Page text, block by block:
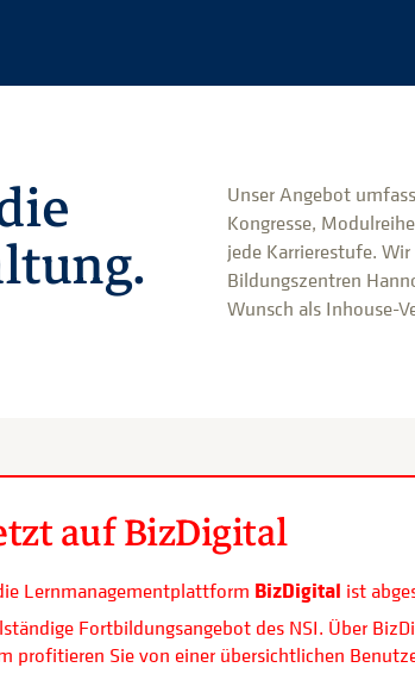
Unser Angebot
Kongresse,
jede Karrierestufe.
Bildungszentren
Wunsch als Inhouse-
auf BizDigital
Lernmanagementplattform BizDigital ist
Fortbildungsangebot des NSI. Über
Sie von einer übersichtlichen